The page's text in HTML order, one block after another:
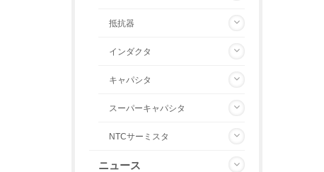
抵抗器
インダクタ
キャパシタ
スーパーキャパシタ
NTCサーミスタ
ニュース